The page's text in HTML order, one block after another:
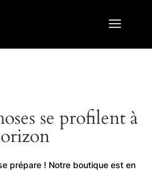
se profilent à
prépare ! Notre boutique est en